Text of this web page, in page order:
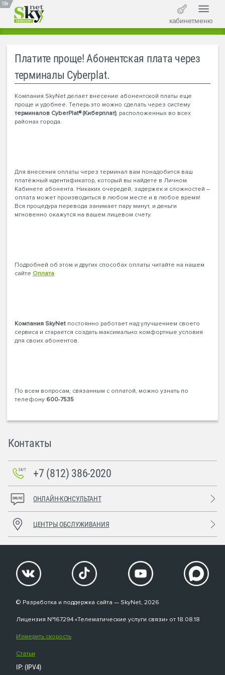
18+
кабинетменю
Платите проще! Абонентская плата через
терминалы Cyberplat.
Компания SkyNet делает внесение абонентской платы еще
проще и удобнее. Теперь это можно сделать через систему
терминалов CyberPlat® (Киберплат), расположенных во всех
районах города.
Для внесения оплаты через терминал вам понадобится ваш
платёжный идентификатор, который вы найдете в Личном
Кабинете абонента. Никаких очередей, задержек и сложностей –
оплата может производиться в любом месте и в любое время!
Вся процедура перевода занимает пару минут, и деньги
мгновенно окажутся на вашем лицевом счету.
Подробней об этом и других способах оплаты читайте на нашем
сайте Оплата
Компания SkyNet постоянно работает над улучшением своего
сервиса и старается создать максимально комфортные условия
для своих абонентов.
По всем вопросам, связанным с оплатой, можно узнать по
телефону 600-7535
Контакты
+7 (812) 386-2020
ОНЛАЙН-КОНСУЛЬТАНТ
ЦЕНТРЫ ОБСЛУЖИВАНИЯ
© Разработка и поддержка сайта — SkyNet, 2026
Лицензия №167294 «Телематические услуги связи» от 18.08.18
Измерить скорость
Статьи
IP: (IPV4)